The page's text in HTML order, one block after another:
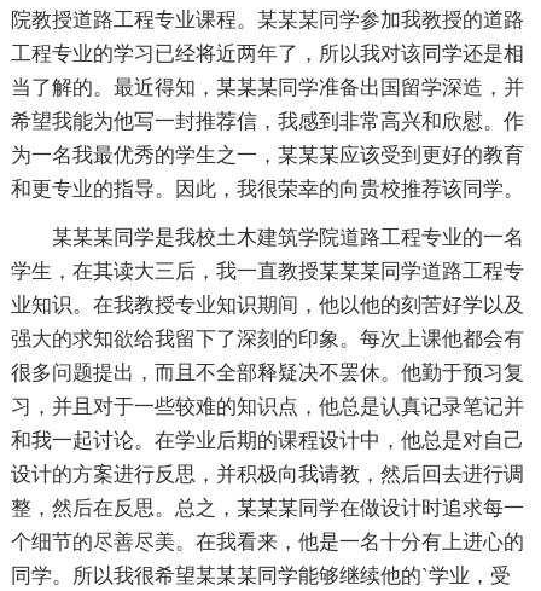
院教授道路工程专业课程。某某某同学参加我教授的道路
工程专业的学习已经将近两年了，所以我对该同学还是相
当了解的。最近得知，某某某同学准备出国留学深造，并
希望我能为他写一封推荐信，我感到非常高兴和欣慰。作
为一名我最优秀的学生之一，某某某应该受到更好的教育
和更专业的指导。因此，我很荣幸的向贵校推荐该同学。
某某某同学是我校土木建筑学院道路工程专业的一名
学生，在其读大三后，我一直教授某某某同学道路工程专
业知识。在我教授专业知识期间，他以他的刻苦好学以及
强大的求知欲给我留下了深刻的印象。每次上课他都会有
很多问题提出，而且不全部释疑决不罢休。他勤于预习复
习，并且对于一些较难的知识点，他总是认真记录笔记并
和我一起讨论。在学业后期的课程设计中，他总是对自己
设计的方案进行反思，并积极向我请教，然后回去进行调
整，然后在反思。总之，某某某同学在做设计时追求每一
个细节的尽善尽美。在我看来，他是一名十分有上进心的
同学。所以我很希望某某某同学能够继续他的`学业，受